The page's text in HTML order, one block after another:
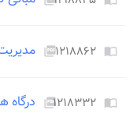
import_contacts ۱۲۱۸۸۶۲picture_as_pdf
import_contacts ۱۲۱۸۳۳۲picture_as_pdf درگاه